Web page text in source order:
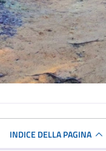
INDICE DELLA PAGINA